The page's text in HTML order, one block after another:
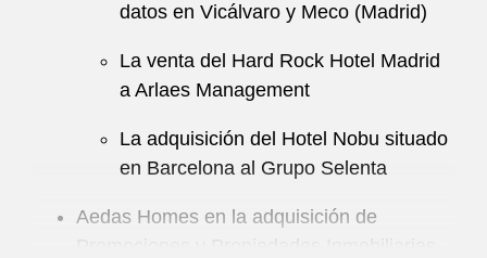
datos en Vicálvaro y Meco (Madrid)
La venta del Hard Rock Hotel Madrid
a Arlaes Management
La adquisición del Hotel Nobu situado
en Barcelona al Grupo Selenta
Aedas Homes en la adquisición de